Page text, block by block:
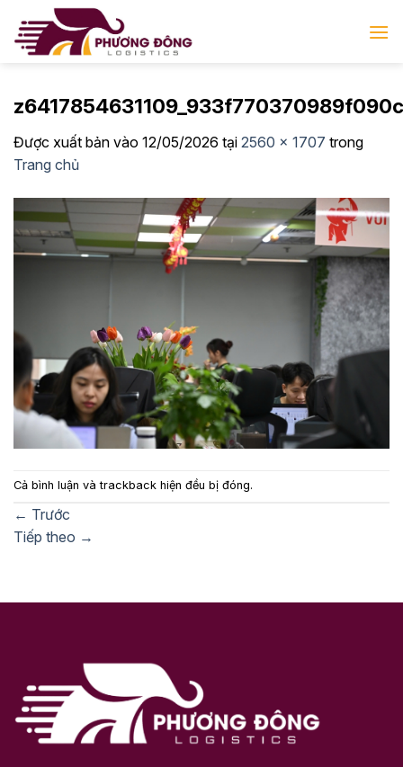
qua
Được xuất bản vào 12/05/2026 tại 2560 × 1707 trong
Trang chủ
Cả bình luận và trackback hiện đều bị đóng.
← Trước
Tiếp theo →